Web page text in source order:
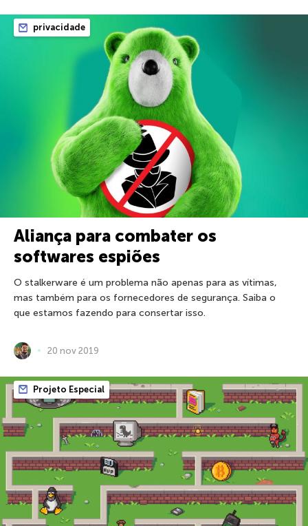
privacidade
Aliança para combater os
softwares espiões
O stalkerware é um problema não apenas para as vítimas,
mas também para os fornecedores de segurança. Saiba o
que estamos fazendo para consertar isso.
20 nov 2019
Projeto Especial